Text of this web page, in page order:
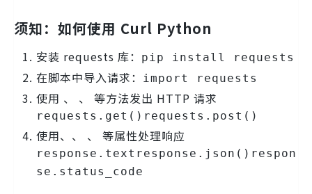
须知：如何使用 Curl Python
安装 requests 库： pip install requests
在脚本中导入请求： import requests
使用 、 、 等方法发出 HTTP 请求
requests.get() requests.post()
使用、、 、 等属性处理响应
response.text response.json() respon
se.status_code